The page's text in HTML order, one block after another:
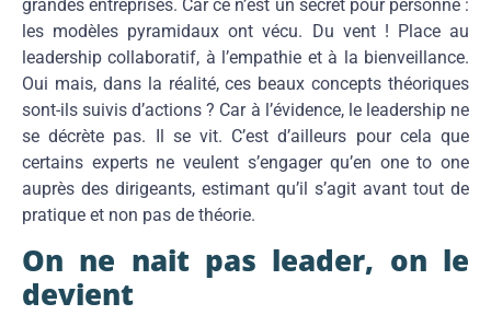
grandes entreprises. Car ce n’est un secret pour personne :
les modèles pyramidaux ont vécu. Du vent ! Place au
leadership collaboratif, à l’empathie et à la bienveillance.
Oui mais, dans la réalité, ces beaux concepts théoriques
sont-ils suivis d’actions ? Car à l’évidence, le leadership ne
se décrète pas. Il se vit. C’est d’ailleurs pour cela que
certains experts ne veulent s’engager qu’en one to one
auprès des dirigeants, estimant qu’il s’agit avant tout de
pratique et non pas de théorie.
On ne nait pas leader, on le
devient